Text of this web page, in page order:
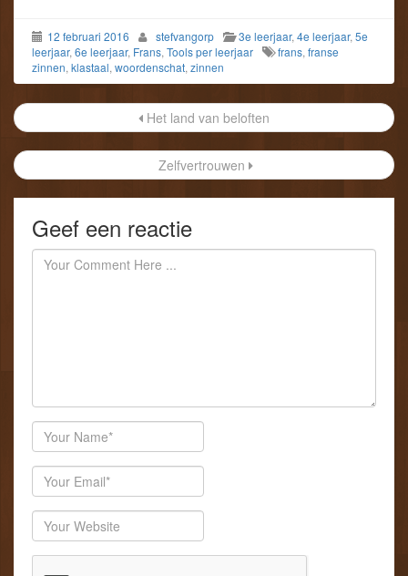
12 februari 2016 stefvangorp 3e leerjaar, 4e leerjaar, 5e
leerjaar, 6e leerjaar, Frans, Tools per leerjaar frans, franse
zinnen, klastaal, woordenschat, zinnen
Post
navigation
Het land van beloften
Zelfvertrouwen
Geef een reactie
Author
Email
Website